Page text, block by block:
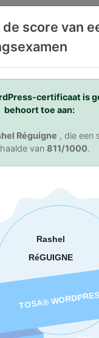
Skills. Your
iemand in staat zich
Een Tosa-certificaat
werkgevers dat
voor de baan. Tosa-
eenvoudig worden
netwerken en cv's of
curricula en
score van
certificaat is
behoort toe aan:
Réguigne , die een
van 811/1000.